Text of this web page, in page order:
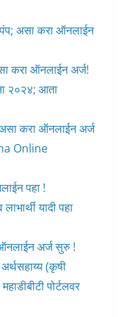
असा करा ऑनलाईन
करा ऑनलाईन अर्ज!
२०२४; आता
करा ऑनलाईन अर्ज
Online
पहा !
यादी पहा
अर्ज सुरु !
(कृषी
पोर्टलवर